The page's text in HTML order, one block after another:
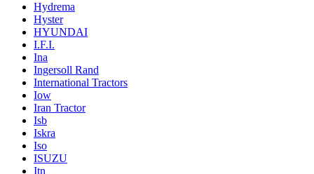
Hydrema
Hyster
HYUNDAI
I.F.I.
Ina
Ingersoll Rand
International Tractors
Iow
Iran Tractor
Isb
Iskra
Iso
ISUZU
Itn